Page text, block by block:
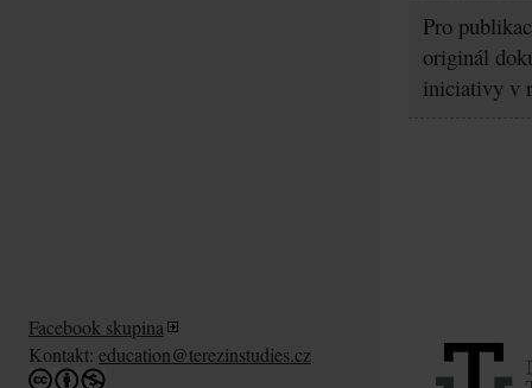
Pro
originál
iniciativy v
Facebook skupina
Kontakt: education@terezinstudies.cz